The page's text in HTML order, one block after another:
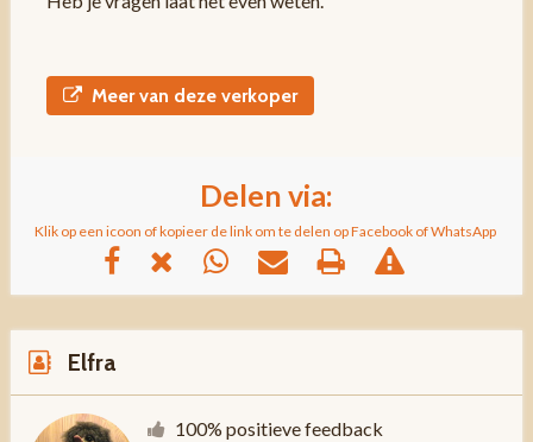
Meer van deze verkoper
Delen via:
Klik op een icoon of kopieer de link om te delen op Facebook of WhatsApp
Elfra
100% positieve feedback